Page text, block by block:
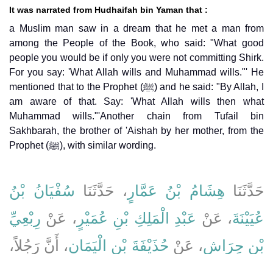
It was narrated from Hudhaifah bin Yaman that :
a Muslim man saw in a dream that he met a man from
among the People of the Book, who said: "What good
people you would be if only you were not committing Shirk.
For you say: 'What Allah wills and Muhammad wills."' He
mentioned that to the Prophet (ﷺ) and he said: "By Allah, I
am aware of that. Say: 'What Allah wills then what
Muhammad wills."'Another chain from Tufail bin
Sakhbarah, the brother of 'Aishah by her mother, from the
Prophet (ﷺ), with similar wording.
حَدَّثَنَا هِشَامُ بْنُ عَمَّارٍ ، حَدَّثَنَا سُفْيَانُ بْنُ
عُيَيْنَةَ، عَنْ عَبْدِ الْمَلِكِ بْنِ عُمَيْرٍ ، عَنْ رِبْعِيِّ
بْنِ حِرَاشٍ، عَنْ حُذَيْفَةَ بْنِ الْيَمَانِ، أَنَّ رَجُلاً،